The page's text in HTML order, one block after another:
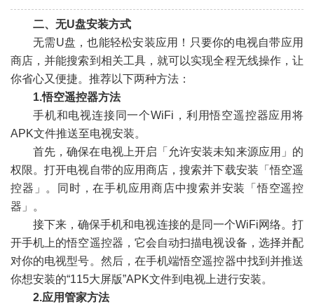
二、无U盘安装方式
无需U盘，也能轻松安装应用！只要你的电视自带应用
商店，并能搜索到相关工具，就可以实现全程无线操作，让
你省心又便捷。推荐以下两种方法：
1.悟空遥控器方法
手机和电视连接同一个WiFi，利用悟空遥控器应用将
APK文件推送至电视安装。
首先，确保在电视上开启「允许安装未知来源应用」的
权限。打开电视自带的应用商店，搜索并下载安装「悟空遥
控器」。同时，在手机应用商店中搜索并安装「悟空遥控
器」。
接下来，确保手机和电视连接的是同一个WiFi网络。打
开手机上的悟空遥控器，它会自动扫描电视设备，选择并配
对你的电视型号。然后，在手机端悟空遥控器中找到并推送
你想安装的“115大屏版”APK文件到电视上进行安装。
2.应用管家方法